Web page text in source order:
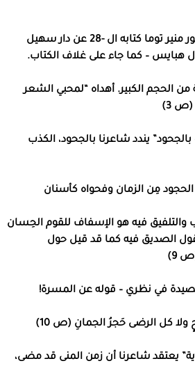
أصدر شاعرنا الكبير، الدكتور منير توما كتابه ال -28 عن دار سهيل
هبايس – كما جاء على غلاف الكتاب.
في 96 صفحة من الحجم الكبير. أهداه “لمحبي الشعر
3)
يندد شاعرنا بالجحود، الكذب
مِن الزمان وفحواه كأسنان
والتلفيق فيه هو الإسفاف للقوم الحِسان
الصديق فيه كما قد قيل حول
9)
في نظري – قوله عن المسرة!
كل الرضى حَجرُ الجمانِ (ص 10)
يعتقد شاعرنا أن زمن المنى قد مضى،